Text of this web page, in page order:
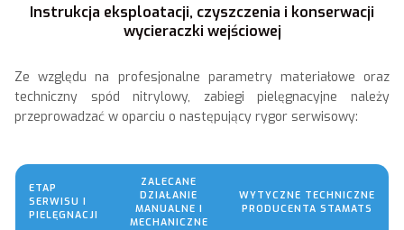
Instrukcja eksploatacji, czyszczenia i konserwacji
wycieraczki wejściowej
Ze względu na profesjonalne parametry materiałowe oraz
techniczny spód nitrylowy, zabiegi pielęgnacyjne należy
przeprowadzać w oparciu o następujący rygor serwisowy:
ETAP
SERWISU I
PIELĘGNACJI
ZALECANE
DZIAŁANIE
MANUALNE I
MECHANICZNE
WYTYCZNE TECHNICZNE
PRODUCENTA STAMATS